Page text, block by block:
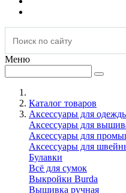
Меню
Каталог товаров
Аксессуары для
Аксессуары для
Аксессуары для
Аксессуары для
Булавки
Всё для сумок
Выкройки Burda
Вышивка ручная